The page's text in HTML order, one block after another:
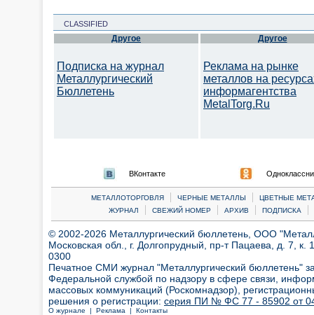
CLASSIFIED
Другое
Подписка на журнал
Металлургический
Бюллетень
Другое
Реклама на рынке
металлов на
информагентства
MetalTorg.Ru
ВКонтакте
МЕТАЛЛОТОРГОВЛЯ | ЧЕРНЫЕ МЕТАЛЛЫ |
ЦВЕТНЫЕ
ЖУРНАЛ
| СВЕЖИЙ НОМЕР | АРХИВ | ПОДПИСКА |
© 2002-2026 Металлургический бюллетень, ООО
Московская обл., г. Долгопрудный, пр-т Пацаева, д. 7,
0300
Печатное СМИ журнал "Металлургический бюллетень"
Федеральной службой по надзору в сфере связи,
массовых коммуникаций (Роскомнадзор),
решения о регистрации: серия ПИ № ФС 77 - 85902 от 04
О журнале | Реклама | Контакты